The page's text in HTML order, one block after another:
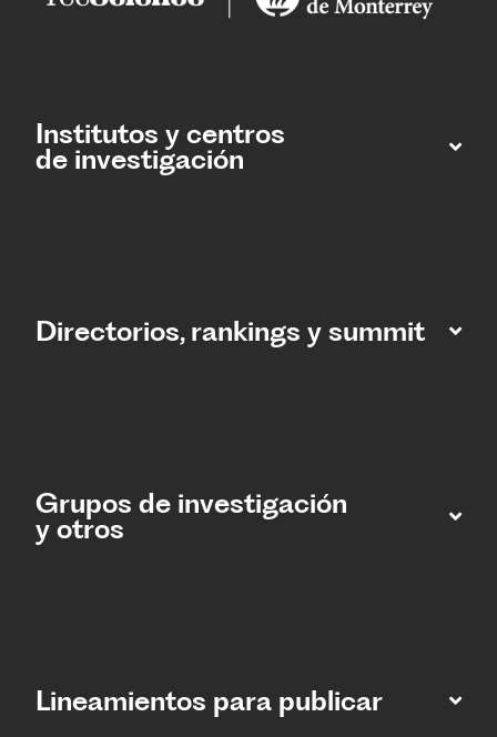
Institutos y centros
de investigación
Directorios, rankings y summit
Grupos de investigación
y otros
Lineamientos para publicar